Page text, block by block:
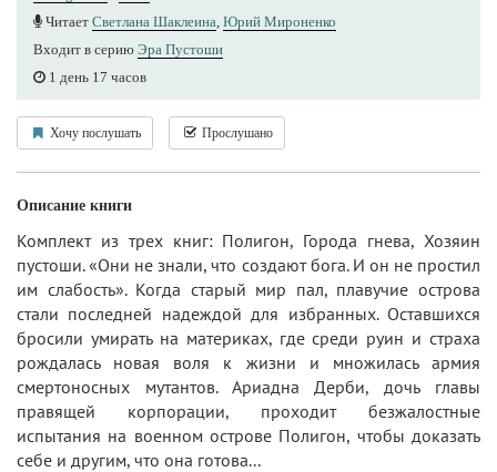
Читает Светлана Шаклеина Юрий Мироненко
Входит в серию Эра Пустоши
1 день 17 часов
Хочу послушать Прослушано
Описание книги
Комплект из трех книг: Полигон, Города гнева, Хозяин
пустоши. «Они не знали, что создают бога. И он не простил
им слабость». Когда старый мир пал, плавучие острова
стали последней надеждой для избранных. Оставшихся
бросили умирать на материках, где среди руин и страха
рождалась новая воля к жизни и множилась армия
смертоносных мутантов. Ариадна Дерби, дочь главы
правящей корпорации, проходит безжалостные
испытания на военном острове Полигон, чтобы доказать
себе и другим, что она готова...